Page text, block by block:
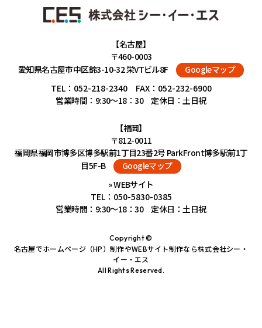
【名古屋】
〒460-0003
愛知県名古屋市中区錦3-10-32 栄VTビル8F
Googleマップ
TEL： 052-218-2340FAX：052-232-6900
営業時間：9:30～18：30 定休日：土日祝
【福岡】
〒812-0011
福岡県福岡市博多区博多駅前1丁目23番2号 ParkFront博多駅前1丁
目5F-B
Googleマップ
» WEBサイト
TEL： 050-5830-0385
営業時間：9:30～18：30 定休日：土日祝
Copyright ©
名古屋でホームページ（HP）制作やWEBサイト制作なら株式会社シー・
イー・エス
All Rights Reserved.